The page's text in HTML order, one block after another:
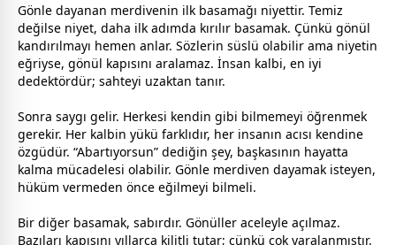
Gönle dayanan merdivenin ilk basamağı niyettir. Temiz
değilse niyet, daha ilk adımda kırılır basamak. Çünkü gönül
kandırılmayı hemen anlar. Sözlerin süslü olabilir ama niyetin
eğriyse, gönül kapısını aralamaz. İnsan kalbi, en iyi
dedektördür; sahteyi uzaktan tanır.
Sonra saygı gelir. Herkesi kendin gibi bilmemeyi öğrenmek
gerekir. Her kalbin yükü farklıdır, her insanın acısı kendine
özgüdür. “Abartıyorsun” dediğin şey, başkasının hayatta
kalma mücadelesi olabilir. Gönle merdiven dayamak isteyen,
hüküm vermeden önce eğilmeyi bilmeli.
Bir diğer basamak, sabırdır. Gönüller aceleyle açılmaz.
Bazıları kapısını yıllarca kilitli tutar; çünkü çok yaralanmıştır.